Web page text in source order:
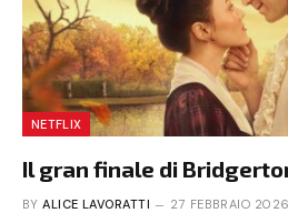
NETFLIX
Il gran finale di
BY ALICE LAVORATTI 27 FEBBRAIO 2026